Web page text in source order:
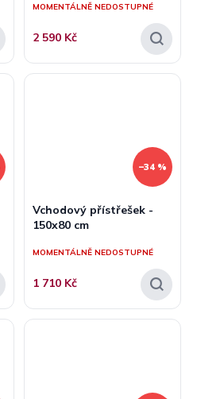
MOMENTÁLNĚ NEDOSTUPNÉ
2 590 Kč
–34 %
Vchodový přístřešek -
150x80 cm
MOMENTÁLNĚ NEDOSTUPNÉ
1 710 Kč